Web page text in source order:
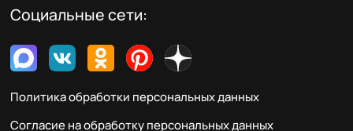
Социальные сети:
Политика обработки персональных данных
Согласие на обработку персональных данных